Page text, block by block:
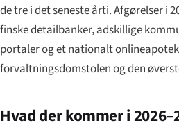
de tre i det seneste årti. Afgørelser i
finske detailbanker, adskillige
portaler og et nationalt
forvaltningsdomstolen og den
Hvad der kommer i